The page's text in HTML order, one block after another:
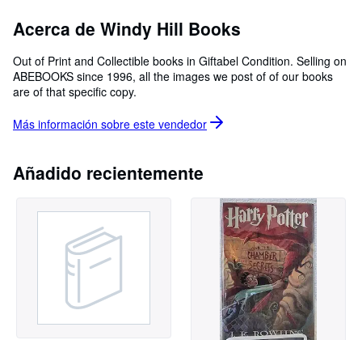
Ayuda
CERRAR
Acerca de Windy Hill Books
Out of Print and Collectible books in Giftabel Condition. Selling on
ABEBOOKS since 1996, all the images we post of of our books
are of that specific copy.
Más información sobre este vendedor
Añadido recientemente